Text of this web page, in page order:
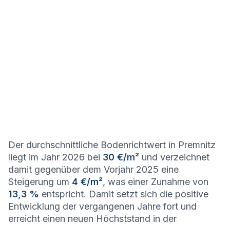
Der durchschnittliche Bodenrichtwert in Premnitz
liegt im Jahr 2026 bei 30 €/m² und verzeichnet
damit gegenüber dem Vorjahr 2025 eine
Steigerung um 4 €/m², was einer Zunahme von
13,3 % entspricht. Damit setzt sich die positive
Entwicklung der vergangenen Jahre fort und
erreicht einen neuen Höchststand in der